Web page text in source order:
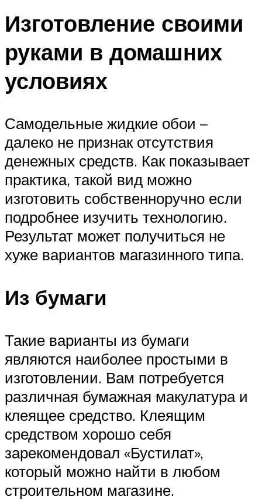
Изготовление своими
руками в домашних
условиях
Самодельные жидкие обои –
далеко не признак отсутствия
денежных средств. Как показывает
практика, такой вид можно
изготовить собственноручно если
подробнее изучить технологию.
Результат может получиться не
хуже вариантов магазинного типа.
Из бумаги
Такие варианты из бумаги
являются наиболее простыми в
изготовлении. Вам потребуется
различная бумажная макулатура и
клеящее средство. Клеящим
средством хорошо себя
зарекомендовал «Бустилат»,
который можно найти в любом
строительном магазине.